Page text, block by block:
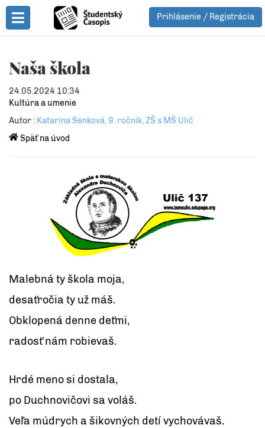
Toggle Menu
Prihlásenie / Registrácia
Naša škola
24.05.2024 10:34
Kultúra a umenie
Autor : Katarína Senková, 9. ročník, ZŠ s MŠ Ulič
Späť na úvod
Malebná ty škola moja,
desaťročia ty už máš.
Obklopená denne deťmi,
radosť nám robievaš.
Hrdé meno si dostala,
po Duchnovičovi sa voláš.
Veľa múdrych a šikovných detí vychovávaš.